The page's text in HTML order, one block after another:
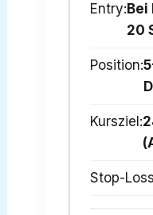
Entry:
20
Position:
Kursziel:
Stop-